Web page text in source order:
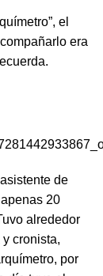
el
era
de
20
alrededor
cronista,
por